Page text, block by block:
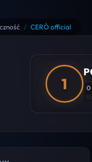
/ CERÓ official
1 0